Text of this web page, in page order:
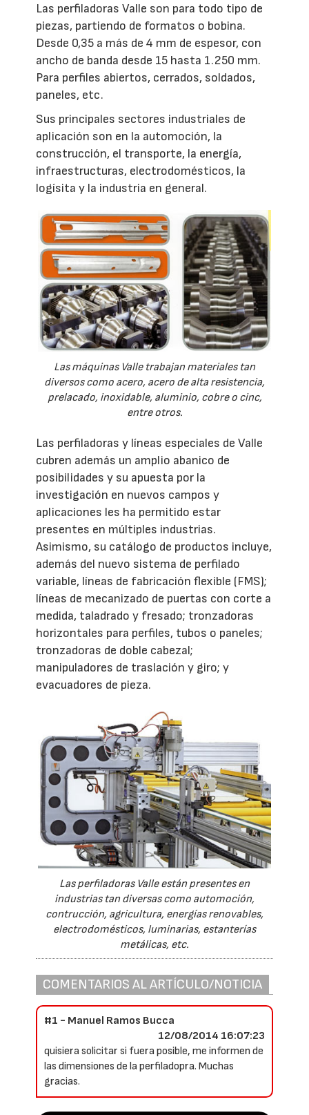
Las perfiladoras Valle son para todo tipo de
piezas, partiendo de formatos o bobina.
Desde 0,35 a más de 4 mm de espesor, con
ancho de banda desde 15 hasta 1.250 mm.
Para perfiles abiertos, cerrados, soldados,
paneles, etc.
Sus principales sectores industriales de
aplicación son en la automoción, la
construcción, el transporte, la energía,
infraestructuras, electrodomésticos, la
logísita y la industria en general.
Las máquinas Valle trabajan materiales tan
diversos como acero, acero de alta resistencia,
prelacado, inoxidable, aluminio, cobre o cinc,
entre otros.
Las perfiladoras y líneas especiales de Valle
cubren además un amplio abanico de
posibilidades y su apuesta por la
investigación en nuevos campos y
aplicaciones les ha permitido estar
presentes en múltiples industrias.
Asimismo, su catálogo de productos incluye,
además del nuevo sistema de perfilado
variable, líneas de fabricación flexible (FMS);
líneas de mecanizado de puertas con corte a
medida, taladrado y fresado; tronzadoras
horizontales para perfiles, tubos o paneles;
tronzadoras de doble cabezal;
manipuladores de traslación y giro; y
evacuadores de pieza.
Las perfiladoras Valle están presentes en
industrias tan diversas como automoción,
contrucción, agricultura, energías renovables,
electrodomésticos, luminarias, estanterías
metálicas, etc.
COMENTARIOS AL ARTÍCULO/NOTICIA
#1 - Manuel Ramos Bucca
12/08/2014 16:07:23
quisiera solicitar si fuera posible, me informen de
las dimensiones de la perfiladopra. Muchas
gracias.